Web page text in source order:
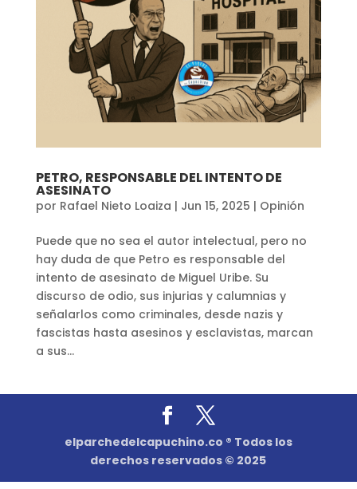
PETRO, RESPONSABLE DEL INTENTO DE
ASESINATO
por Rafael Nieto Loaiza | Jun 15, 2025 | Opinión
Puede que no sea el autor intelectual, pero no
hay duda de que Petro es responsable del
intento de asesinato de Miguel Uribe. Su
discurso de odio, sus injurias y calumnias y
señalarlos como criminales, desde nazis y
fascistas hasta asesinos y esclavistas, marcan
a sus...
elparchedelcapuchino.co ® Todos los
derechos reservados © 2025